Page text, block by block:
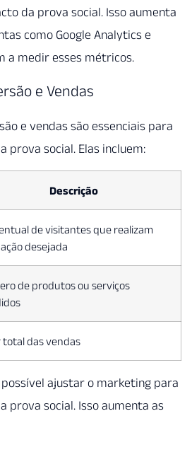
da prova social. Isso aumenta
como Google Analytics e
a medir esses métricos.
e Vendas
e vendas são essenciais para
prova social. Elas incluem:
Descrição
de visitantes que realizam
desejada
de produtos ou serviços
total das vendas
possível ajustar o marketing para
prova social. Isso aumenta as